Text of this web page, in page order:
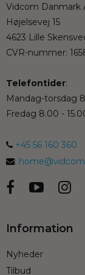
Vidcom Danmark
Højelsevej 15
4623 Lille
CVR-nummer:
Telefontider:
Mandag-torsdag
Fredag 8.00 -
+45 56 160 360
:
Information
Nyheder
Tilbud